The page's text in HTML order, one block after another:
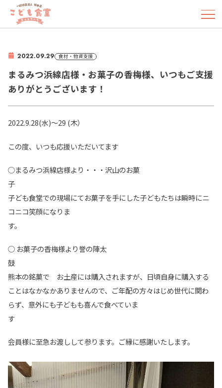
2022.09.29 食材・物資支援
まるみつ浜線店様・お菓子の香梅様、いつもご支援
ありがとうございます！
2022.9.28(水)〜29 (木）
この度、いつも応援いただいてます
○まるみつ浜線店様より・・・沢山のお菓
子ども食堂での現場にてお菓子を手にした子どもたちは瞬時にニ
コニコ笑顔になりま
す。
○ お菓子の香梅様より誉の陣太
熊本の銘菓で お土産には購入されますが、日頃自身に購入する
ことはなかなかありませんので、ご年配の方々はじめ世代に関わ
らず、意外にも子どもも喜んで食べていま
す
会員様に至急お渡しして参ります。ご縁に感謝いたします。